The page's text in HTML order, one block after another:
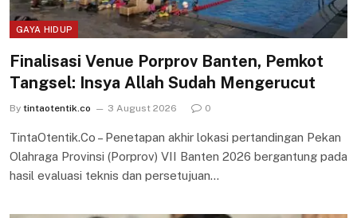
GAYA HIDUP
Finalisasi Venue Porprov Banten, Pemkot
Tangsel: Insya Allah Sudah Mengerucut
By tintaotentik.co 3 August 2026 0
TintaOtentik.Co – Penetapan akhir lokasi pertandingan Pekan
Olahraga Provinsi (Porprov) VII Banten 2026 bergantung pada
hasil evaluasi teknis dan persetujuan…